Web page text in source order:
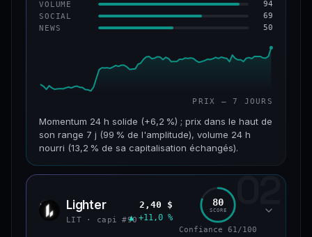
VOLUME 94
SOCIAL 69
NEWS 50
PRIX — 7 JOURS
Momentum 24 h solide (+6,2 %) ; prix dans le haut de
son range 7 j (99 % de l'amplitude), volume 24 h
nourri (13,2 % de sa capitalisation échangés).
CAP. MARCHÉ VOLUME 24 H
VAR. 7 J VAR. 30 J
+32,8 %
02
LIT Lighter
LIT · capi #90
2,40 $
▲ +11,0 %
80
SCORE
Confiance 61/100